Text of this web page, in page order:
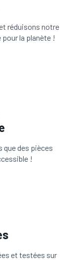
réduisons notre
la planète !
que des pièces
!
et testées sur